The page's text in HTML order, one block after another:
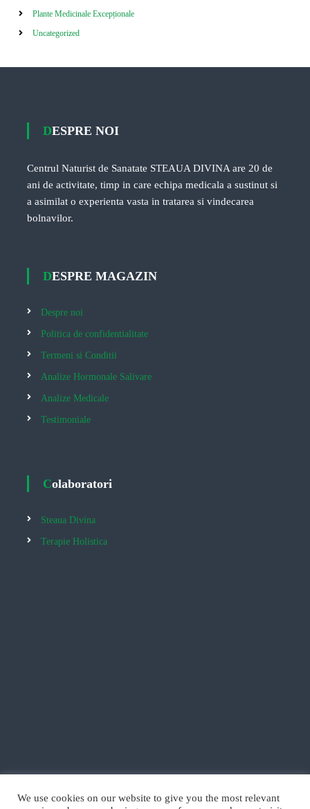
Plante Medicinale Excepționale
Uncategorized
DESPRE NOI
Centrul Naturist de Sanatate STEAUA DIVINA are 20 de
ani de activitate, timp in care echipa medicala a sustinut si
a asimilat o experienta vasta in tratarea si vindecarea
bolnavilor.
DESPRE MAGAZIN
Despre noi
Politica de confidentialitate
Termeni si Conditii
Analize Hormonale Salivare
Analize Medicale
Testimoniale
Colaboratori
Steaua Divina
Terapie Holistica
We use cookies on our website to give you the most relevant